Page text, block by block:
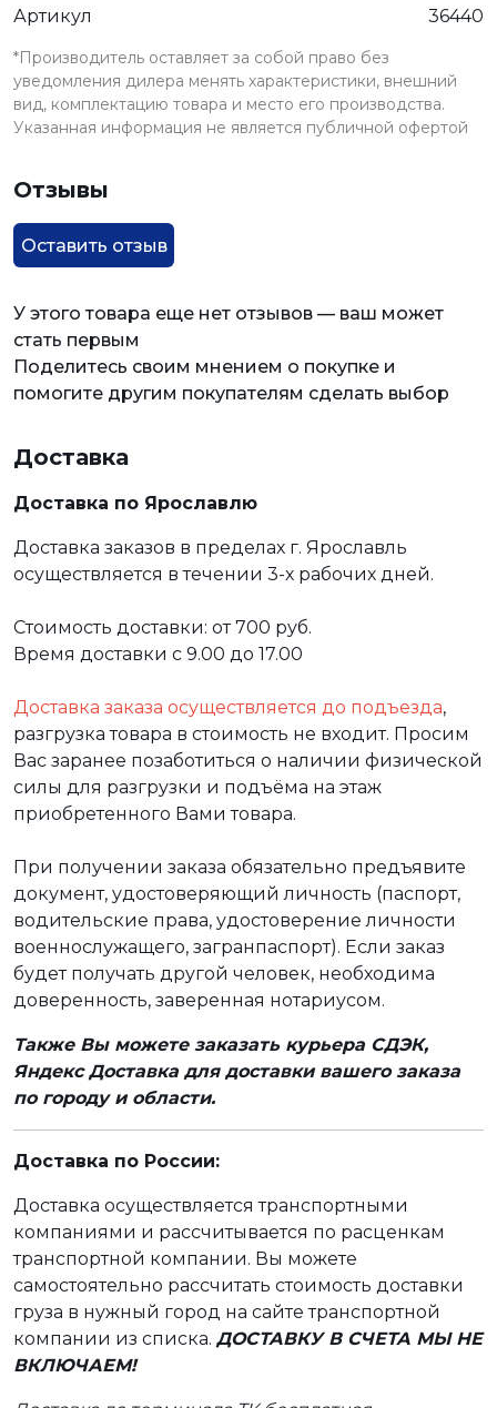
Артикул
36440
*Производитель оставляет за собой право без
уведомления дилера менять характеристики, внешний
вид, комплектацию товара и место его производства.
Указанная информация не является публичной офертой
Отзывы
Оставить отзыв
У этого товара еще нет отзывов — ваш может
стать первым
Поделитесь своим мнением о покупке и
помогите другим покупателям сделать выбор
Доставка
Доставка по Ярославлю
Доставка заказов в пределах г. Ярославль
осуществляется в течении 3-х рабочих дней.
Стоимость доставки: от 700 руб.
Время доставки с 9.00 до 17.00
Доставка заказа осуществляется до подъезда,
разгрузка товара в стоимость не входит. Просим
Вас заранее позаботиться о наличии физической
силы для разгрузки и подъёма на этаж
приобретенного Вами товара.
При получении заказа обязательно предъявите
документ, удостоверяющий личность (паспорт,
водительские права, удостоверение личности
военнослужащего, загранпаспорт). Если заказ
будет получать другой человек, необходима
доверенность, заверенная нотариусом.
Также Вы можете заказать курьера СДЭК,
Яндекс Доставка для доставки вашего заказа
по городу и области.
Доставка по России:
Доставка осуществляется транспортными
компаниями и рассчитывается по расценкам
транспортной компании. Вы можете
самостоятельно рассчитать стоимость доставки
груза в нужный город на сайте транспортной
компании из списка. ДОСТАВКУ В СЧЕТА МЫ НЕ
ВКЛЮЧАЕМ!